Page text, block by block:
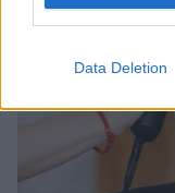
Data Deletion